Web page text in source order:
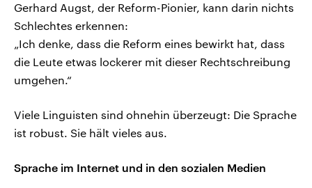
Gerhard Augst, der Reform-Pionier, kann darin nichts
Schlechtes erkennen:
„Ich denke, dass die Reform eines bewirkt hat, dass
die Leute etwas lockerer mit dieser Rechtschreibung
umgehen.“
Viele Linguisten sind ohnehin überzeugt: Die Sprache
ist robust. Sie hält vieles aus.
Sprache im Internet und in den sozialen Medien